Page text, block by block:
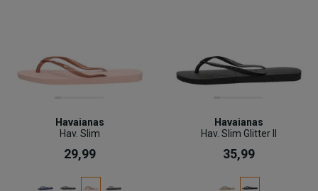
Havaianas
Hav. Slim
29,99
Havaianas
Hav. Slim Glitter II
35,99